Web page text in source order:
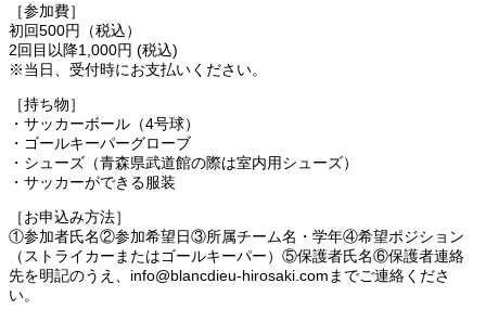
［参加費］
初回500円（税込）
2回目以降1,000円 (税込)
※当日、受付時にお支払いください。
［持ち物］
・サッカーボール（4号球）
・ゴールキーパーグローブ
・シューズ（青森県武道館の際は室内用シューズ）
・サッカーができる服装
［お申込み方法］
①参加者氏名②参加希望日③所属チーム名・学年④希望ポジション
（ストライカーまたはゴールキーパー）⑤保護者氏名⑥保護者連絡
先を明記のうえ、info@blancdieu-hirosaki.comまでご連絡くださ
い。